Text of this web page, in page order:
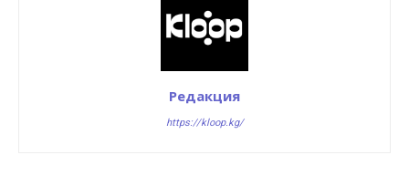
Редакция
https://kloop.kg/